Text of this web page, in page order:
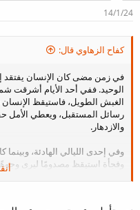
14/1/24
كفاح الزهاوي قال:
في زمن مضى كان الإنسان يفتقد
الوحيد. ففي أحد الأيام أشرقت
الغبش الطويل، فاستيقظ
رسائل المستقبل، ويعطي الأمل
والازدهار.
وفي إحدى الليالي الهادئة، وبينما
وفجأة استيقظ مصدومًا ليرى
أخرجوه من السرير. ثم ألقوا به